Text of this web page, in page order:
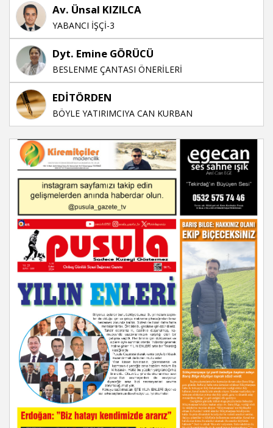
Av. Ünsal KIZILCA
YABANCI İŞÇİ-3
Dyt. Emine GÖRÜCÜ
BESLENME ÇANTASI ÖNERİLERİ
EDİTÖRDEN
BÖYLE YATIRIMCIYA CAN KURBAN